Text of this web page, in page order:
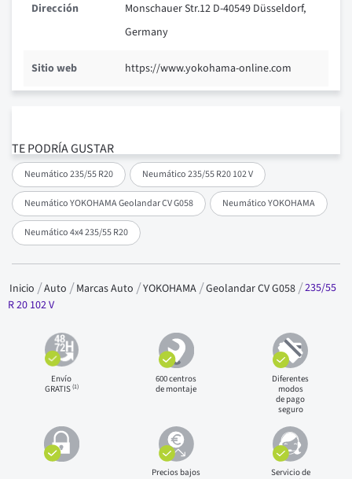
TE PODRÍA GUSTAR
Neumático 235/55 R20 Neumático 235/55 R20 102 V
Neumático YOKOHAMA Geolandar CV G058 Neumático YOKOHAMA
Neumático 4x4 235/55 R20
Dirección
Monschauer Str.12 D-40549 Düsseldorf,
Germany
Sitio web https://www.yokohama-online.com
Inicio Auto Marcas Auto YOKOHAMA Geolandar CV G058 235/55
R 20 102 V
Envío
GRATIS(1)
600 centros
de montaje
Diferentes
modos
de pago
seguro
Precios bajos
Servicio de